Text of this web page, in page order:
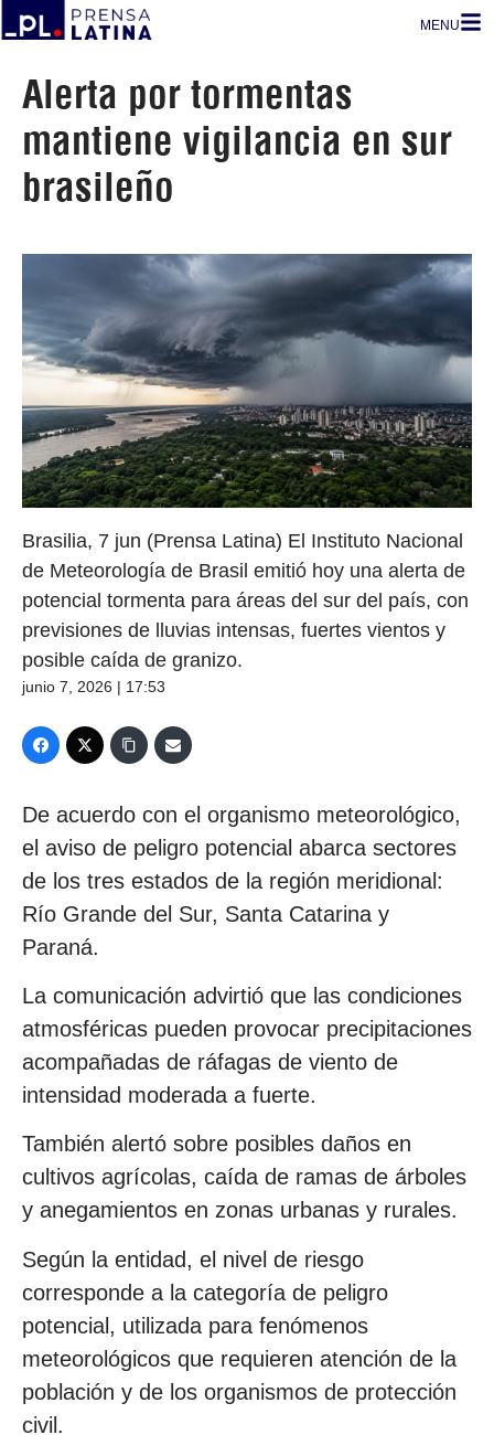
MENU
Alerta por tormentas
mantiene vigilancia en sur
brasileño
Brasilia, 7 jun (Prensa Latina) El Instituto Nacional
de Meteorología de Brasil emitió hoy una alerta de
potencial tormenta para áreas del sur del país, con
previsiones de lluvias intensas, fuertes vientos y
posible caída de granizo.
junio 7, 2026 | 17:53
De acuerdo con el organismo meteorológico,
el aviso de peligro potencial abarca sectores
de los tres estados de la región meridional:
Río Grande del Sur, Santa Catarina y
Paraná.
La comunicación advirtió que las condiciones
atmosféricas pueden provocar precipitaciones
acompañadas de ráfagas de viento de
intensidad moderada a fuerte.
También alertó sobre posibles daños en
cultivos agrícolas, caída de ramas de árboles
y anegamientos en zonas urbanas y rurales.
Según la entidad, el nivel de riesgo
corresponde a la categoría de peligro
potencial, utilizada para fenómenos
meteorológicos que requieren atención de la
población y de los organismos de protección
civil.